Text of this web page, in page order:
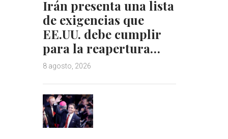
Irán presenta una lista
de exigencias que
EE.UU. debe cumplir
para la reapertura…
8 agosto, 2026